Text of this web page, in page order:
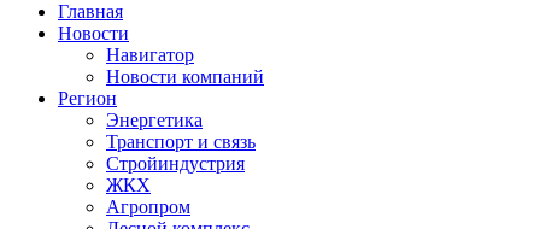
Главная
Новости
Навигатор
Новости компаний
Регион
Энергетика
Транспорт и связь
Стройиндустрия
ЖКХ
Агропром